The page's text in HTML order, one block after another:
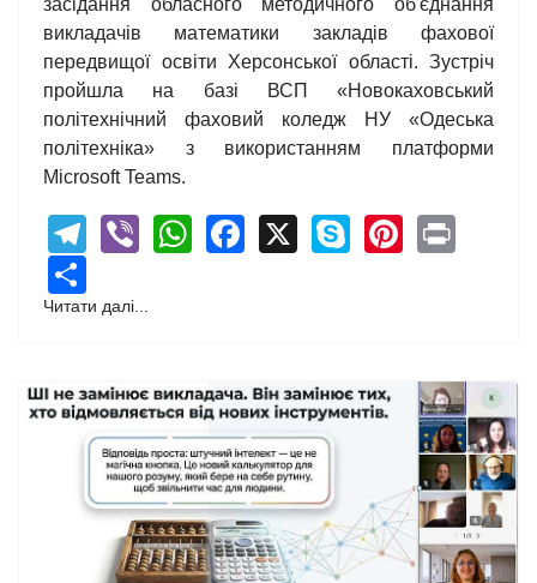
засідання обласного методичного об'єднання
викладачів математики закладів фахової
передвищої освіти Херсонської області. Зустріч
пройшла на базі ВСП «Новокаховський
політехнічний фаховий коледж НУ «Одеська
політехніка» з використанням платформи
Microsoft Teams.
Telegram
ViberWhatsApp
Facebook
X Skype
Читати далі...